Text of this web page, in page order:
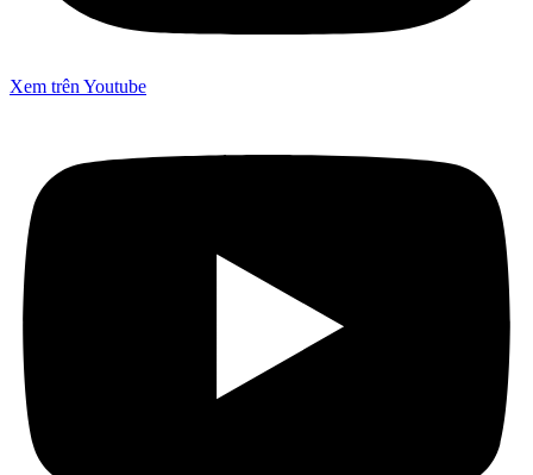
Xem trên Youtube